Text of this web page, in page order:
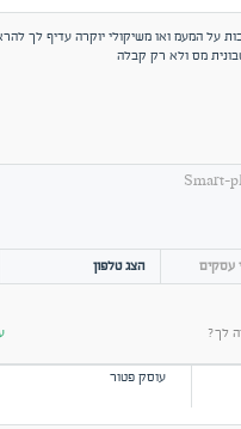
על המעמ ואו משיקולי יוקרה עדיף לך
מס ולא רק קבלה
עסקים הצג טלפון
לך?
עוסק פטור